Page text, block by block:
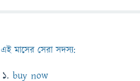
এই মাসের সেরা সদস্য:
buy now